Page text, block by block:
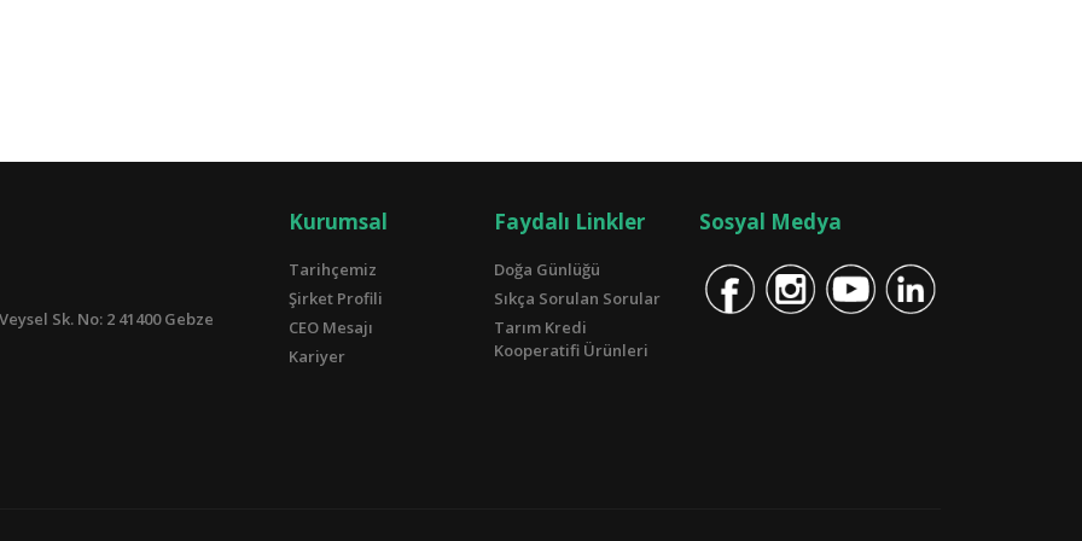
Sk. No: 2 41400 Gebze
Kurumsal
Tarihçemiz
Şirket Profili
CEO Mesajı
Kariyer
Faydalı Linkler
Doğa Günlüğü
Sıkça Sorulan Sorular
Tarım Kredi
Kooperatifi Ürünleri
Sosyal Medya